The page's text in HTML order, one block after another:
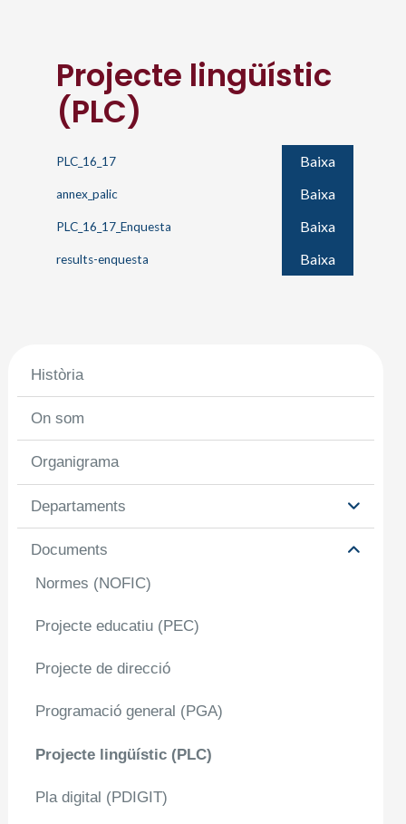
Història
On som
Organigrama
Departaments
Documents
Normes (NOFIC)
Projecte educatiu (PEC)
Projecte de direcció
Programació general (PGA)
Projecte lingüístic (PLC)
Pla digital (PDIGIT)
Projecte lingüístic
(PLC)
PLC_16_17 Baixa
annex_palic Baixa
PLC_16_17_Enquesta Baixa
results-enquesta Baixa